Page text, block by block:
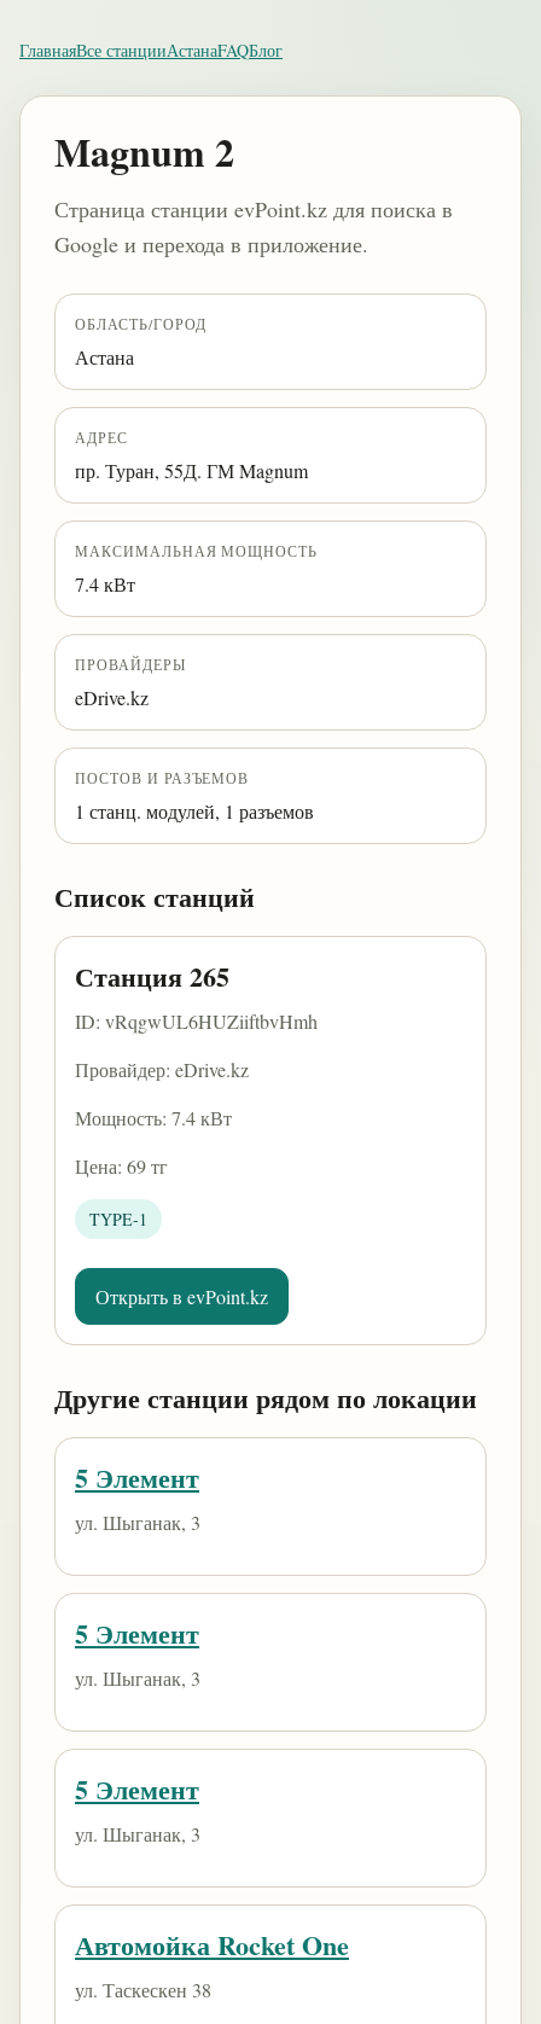
ГлавнаяВсе станцииАстанаFAQБлог
Magnum 2
Страница станции evPoint.kz для поиска в
Google и перехода в приложение.
ОБЛАСТЬ/ГОРОД
Астана
АДРЕС
пр. Туран, 55Д. ГМ Magnum
МАКСИМАЛЬНАЯ МОЩНОСТЬ
7.4 кВт
ПРОВАЙДЕРЫ
eDrive.kz
ПОСТОВ И РАЗЪЕМОВ
1 станц. модулей, 1 разъемов
Список станций
Станция 265
ID: vRqgwUL6HUZiiftbvHmh
Провайдер: eDrive.kz
Мощность: 7.4 кВт
Цена: 69 тг
TYPE-1
Открыть в evPoint.kz
Другие станции рядом по локации
5 Элемент
ул. Шыганак, 3
5 Элемент
ул. Шыганак, 3
5 Элемент
ул. Шыганак, 3
Автомойка Rocket One
ул. Таскескен 38